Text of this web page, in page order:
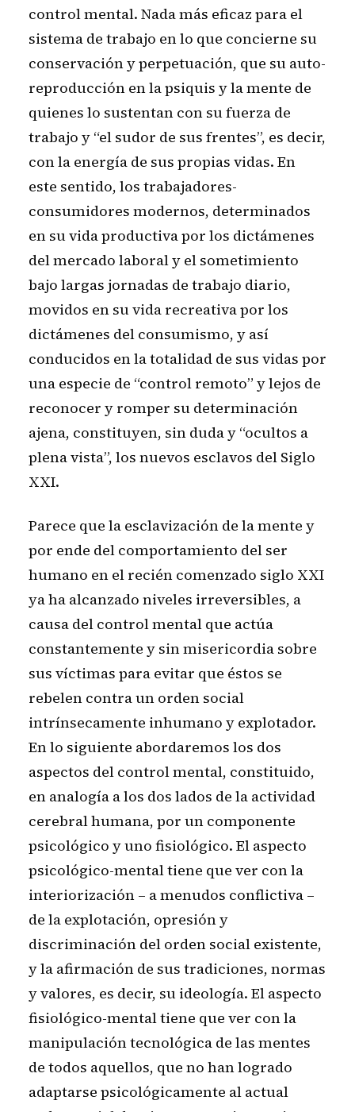
control mental. Nada más eficaz para el
sistema de trabajo en lo que concierne su
conservación y perpetuación, que su auto-
reproducción en la psiquis y la mente de
quienes lo sustentan con su fuerza de
trabajo y “el sudor de sus frentes”, es decir,
con la energía de sus propias vidas. En
este sentido, los trabajadores-
consumidores modernos, determinados
en su vida productiva por los dictámenes
del mercado laboral y el sometimiento
bajo largas jornadas de trabajo diario,
movidos en su vida recreativa por los
dictámenes del consumismo, y así
conducidos en la totalidad de sus vidas por
una especie de “control remoto” y lejos de
reconocer y romper su determinación
ajena, constituyen, sin duda y “ocultos a
plena vista”, los nuevos esclavos del Siglo
XXI.
Parece que la esclavización de la mente y
por ende del comportamiento del ser
humano en el recién comenzado siglo XXI
ya ha alcanzado niveles irreversibles, a
causa del control mental que actúa
constantemente y sin misericordia sobre
sus víctimas para evitar que éstos se
rebelen contra un orden social
intrínsecamente inhumano y explotador.
En lo siguiente abordaremos los dos
aspectos del control mental, constituido,
en analogía a los dos lados de la actividad
cerebral humana, por un componente
psicológico y uno fisiológico. El aspecto
psicológico-mental tiene que ver con la
interiorización – a menudos conflictiva –
de la explotación, opresión y
discriminación del orden social existente,
y la afirmación de sus tradiciones, normas
y valores, es decir, su ideología. El aspecto
fisiológico-mental tiene que ver con la
manipulación tecnológica de las mentes
de todos aquellos, que no han logrado
adaptarse psicológicamente al actual